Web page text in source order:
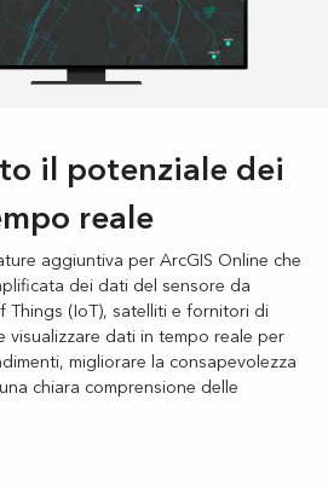
il potenziale dei
reale
aggiuntiva per ArcGIS Online che
dei dati del sensore da
(IoT), satelliti e fornitori di
visualizzare dati in tempo reale per
migliorare la consapevolezza
chiara comprensione delle